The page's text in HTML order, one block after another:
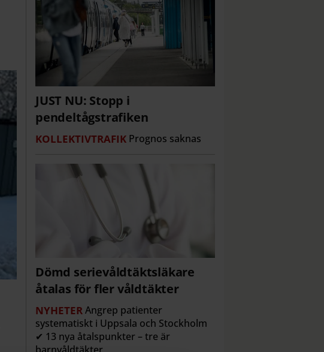
JUST NU: Stopp i
pendeltågstrafiken
KOLLEKTIVTRAFIK Prognos saknas
Dömd serievåldtäktsläkare
åtalas för fler våldtäkter
NYHETERAngrep patienter
systematiskt i Uppsala och Stockholm
✔ 13 nya åtalspunkter – tre är